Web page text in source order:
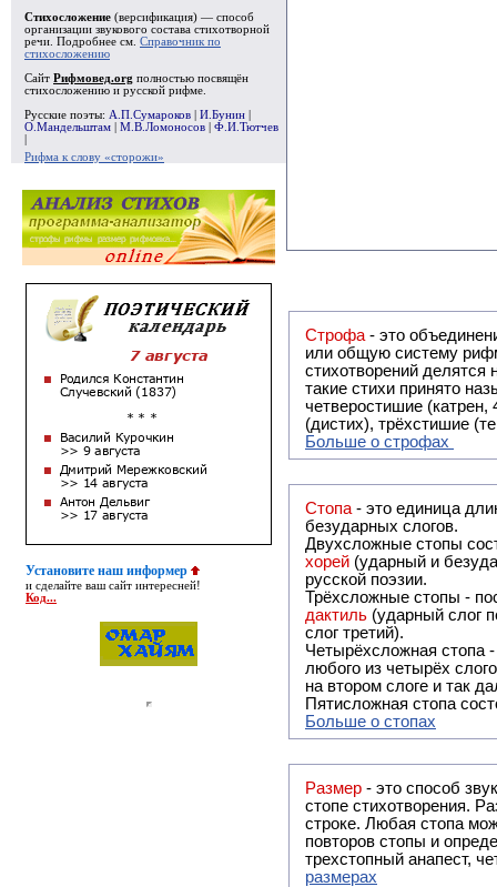
Стихосложение (версификация) — способ
организации звукового состава стихотворной
речи. Подробнее см. Справочник по
стихосложению
Сайт Рифмовед.org полностью посвящён
стихосложению и русской рифме.
Русские поэты: А.П.Сумароков И.Бунин
О.Мандельштам
М.В.Ломоносов
Ф.И.Тютчев
Рифма к слову «сторожи»
Установите наш информер
и сделайте ваш сайт интересней!
Код...
Строфа - это объединение двух
или общую систему рифм, и регулярно или периодически
стихотворений делятся на строфы и т.о. являются строфическими.
такие стихи принято называть астрофическими. Самая популярная строфа в русской поэзии -
четверостишие
(дистих), трёхстишие
Больше о строфах
Стопа - это единица
безударных слогов.
Двухсложные стопы
хорей (ударный и
русской поэзии.
Трёхсложные стопы -
дактиль (ударный слог
слог третий).
Четырёхсложная стопа
любого из четырёх
на втором слоге и так
Пятисложная стопа
Больше о стопах
Размер - это способ
стопе стихотворения.
строке. Любая стопа
повторов стопы и
трехстопный анапест,
размерах